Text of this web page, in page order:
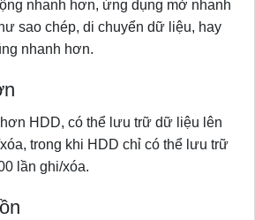
nhanh hơn, ứng dụng mở nhanh
sao chép, di chuyển dữ liệu, hay
nhanh hơn.
HDD, có thể lưu trữ dữ liệu lên
trong khi HDD chỉ có thể lưu trữ
lần ghi/xóa.